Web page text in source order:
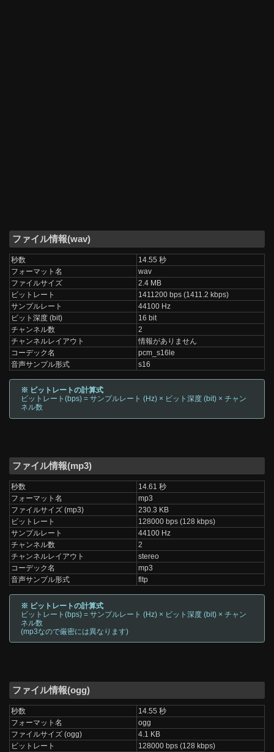
ファイル情報(wav)
秒数
14.55 秒
フォーマット名
wav
ファイルサイズ
2.4 MB
ビットレート
1411200 bps (1411.2 kbps)
サンプルレート
44100 Hz
ビット深度 (bit)
16 bit
チャンネル数
2
チャンネルレイアウト
情報がありません
コーデック名
pcm_s16le
音声サンプル形式
s16
※ ビットレートの計算式
ビットレート(bps) = サンプルレート (Hz) × ビット深度 (bit) × チャン
ネル数
ファイル情報(mp3)
秒数
14.61 秒
フォーマット名
mp3
ファイルサイズ (mp3)
230.3 KB
ビットレート
128000 bps (128 kbps)
サンプルレート
44100 Hz
チャンネル数
2
チャンネルレイアウト
stereo
コーデック名
mp3
音声サンプル形式
fltp
※ ビットレートの計算式
ビットレート(bps) = サンプルレート (Hz) × ビット深度 (bit) × チャン
ネル数
(mp3なので厳密には異なります)
ファイル情報(ogg)
秒数
14.55 秒
フォーマット名
ogg
ファイルサイズ (ogg)
4.1 KB
ビットレート
128000 bps (128 kbps)